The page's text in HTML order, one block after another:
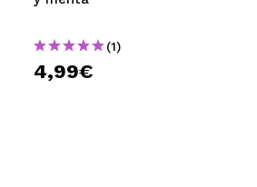
(1)
4,99€